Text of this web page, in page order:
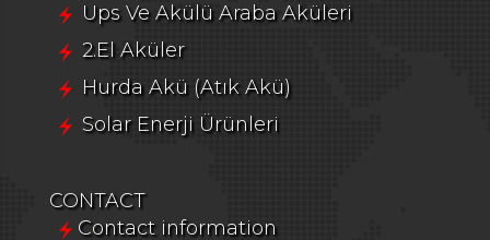
Ups Ve Akülü Araba Aküleri
2.El Aküler
Hurda Akü (Atık Akü)
Solar Enerji Ürünleri
CONTACT
Contact information